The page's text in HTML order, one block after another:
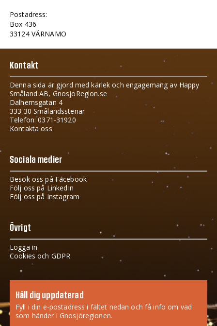
Postadress:
Box 436
33124 VÄRNAMO
Kontakt
Denna sida är gjord med kärlek och engagemang av Happy
Småland AB, GnosjoRegion.se
Dalhemsgatan 4
333 30 Smålandsstenar
Telefon: 0371-31920
Kontakta oss
Sociala medier
Besök oss på Facebook
Följ oss på LinkedIn
Följ oss på Instagram
Övrigt
Logga in
Cookies och GDPR
Håll dig uppdaterad
Fyll i din e-postadress i fältet nedan och få info om vad
som händer i Gnosjöregionen.